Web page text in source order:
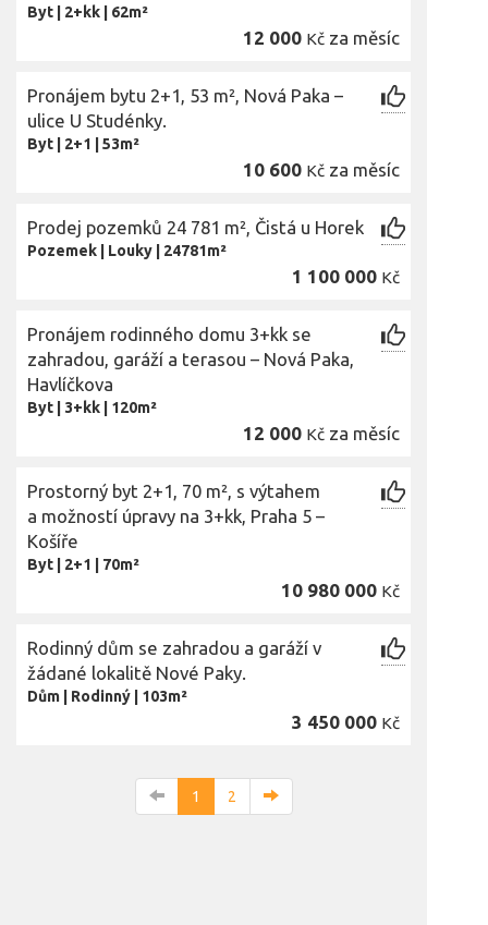
Byt 2+kk 62m²
12 000 Kč za měsíc
Pronájem bytu 2+1, 53 m², Nová Paka –
ulice U Studénky.
Byt 2+1 53m²
10 600 Kč za měsíc
Prodej pozemků 24 781 m², Čistá u Horek
Pozemek Louky 24781m²
1 100 000 Kč
Pronájem rodinného domu 3+kk se
zahradou, garáží a terasou – Nová Paka,
Havlíčkova
Byt 3+kk 120m²
12 000 Kč za měsíc
Prostorný byt 2+1, 70 m², s výtahem
a možností úpravy na 3+kk, Praha 5 –
Košíře
Byt 2+1 70m²
10 980 000 Kč
Rodinný dům se zahradou a garáží v
žádané lokalitě Nové Paky.
Dům Rodinný 103m²
3 450 000 Kč
1 2